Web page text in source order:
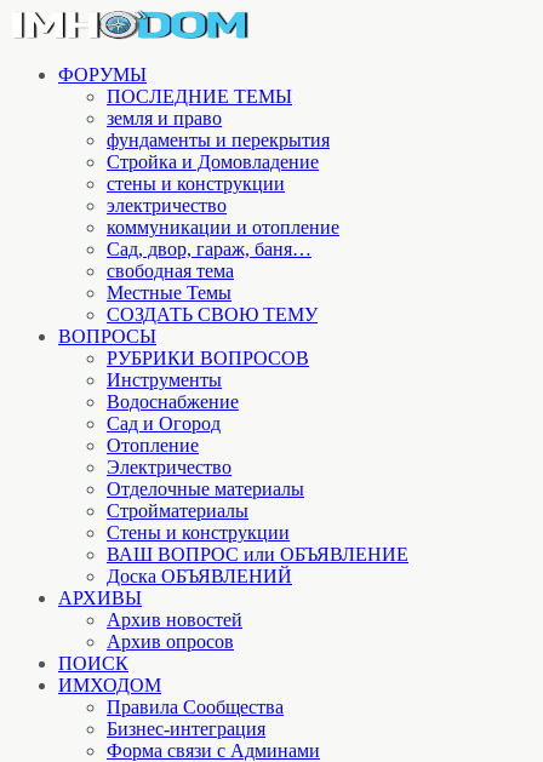
ФОРУМЫ
ПОСЛЕДНИЕ ТЕМЫ
земля и право
фундаменты и перекрытия
Стройка и Домовладение
стены и конструкции
электричество
коммуникации и отопление
Cад, двор, гараж, баня…
свободная тема
Местные Темы
СОЗДАТЬ СВОЮ ТЕМУ
ВОПРОСЫ
РУБРИКИ ВОПРОСОВ
Инструменты
Водоснабжение
Сад и Огород
Отопление
Электричество
Отделочные материалы
Стройматериалы
Стены и конструкции
ВАШ ВОПРОС или ОБЪЯВЛЕНИЕ
Доска ОБЪЯВЛЕНИЙ
АРХИВЫ
Архив новостей
Архив опросов
ПОИСК
ИМХОДОМ
Правила Сообщества
Бизнес-интеграция
Форма связи с Админами